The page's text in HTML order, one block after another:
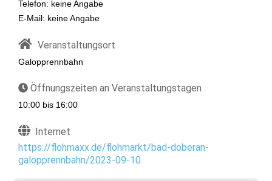
Telefon: keine Angabe
E-Mail: keine Angabe
Veranstaltungsort
Galopprennbahn
Öffnungszeiten an Veranstaltungstagen
10:00 bis 16:00
Internet
https://flohmaxx.de/flohmarkt/bad-doberan-
galopprennbahn/2023-09-10